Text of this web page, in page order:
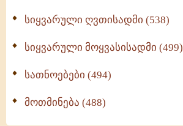
სიყვარული ღვთისადმი (538)
სიყვარული მოყვასისადმი (499)
სათნოებები (494)
მოთმინება (488)